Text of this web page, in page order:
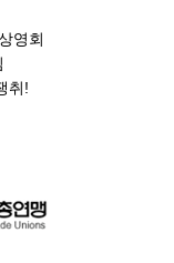
영회
취!